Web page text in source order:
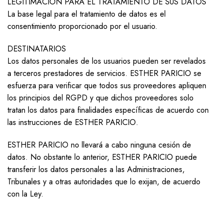
La base legal para el tratamiento de datos es el
consentimiento proporcionado por el usuario.
DESTINATARIOS
Los datos personales de los usuarios pueden ser revelados
a terceros prestadores de servicios. ESTHER PARICIO se
esfuerza para verificar que todos sus proveedores apliquen
los principios del RGPD y que dichos proveedores solo
tratan los datos para finalidades específicas de acuerdo con
las instrucciones de ESTHER PARICIO.
ESTHER PARICIO no llevará a cabo ninguna cesión de
datos. No obstante lo anterior, ESTHER PARICIO puede
transferir los datos personales a las Administraciones,
Tribunales y a otras autoridades que lo exijan, de acuerdo
con la Ley.